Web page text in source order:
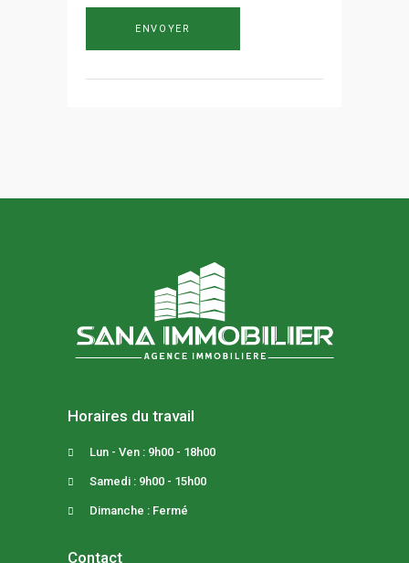
Horaires du travail
Lun - Ven : 9h00 - 18h00
Samedi : 9h00 - 15h00
Dimanche : Fermé
Contact